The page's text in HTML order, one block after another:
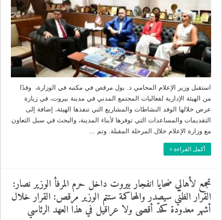
استقبل وزير الإعلام المحامي د. بول مرقص في مكتبه في الوزارة، وفدًا
من الهيئة الإدارية لفعاليات المجتمع المدني في مدينة بيروت، في زيارة
عرض خلالها الوفد النشاطات والمشاريع التي تنفذها الهيئة، إضافة إلى
التقديمات والمساعدات التي توفرها لأبناء المدينة، والبحث في سبل التعاون
مع وزارة الإعلام خلال المرحلة المقبلة. وتم ...
أكمل القراءة »
تجمع لأهالي ضحايا انفجار بيروت داخل حرم المرفأ الوزير نصار:
القرار الظنّي سيصدر والمحاكمة ستتم الوزير مرقص: القرار خلال
أشهر معدودة كحدّ أقصى ولا عراقيل في هذا العهد الرئاسي